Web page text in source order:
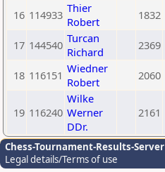
16 114933 Thier
Robert
1832
17 144540 Turcan
Richard
2369
18 116151 Wiedner
Robert
2060
19 116240
Wilke
Werner
DDr.
2161
Chess-Tournament-Results-Server
Legal details/Terms of use